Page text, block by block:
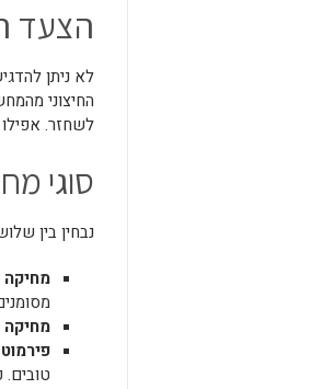
הצעד
לא ניתן
החיצוני
לשחזר.
סוגי
נבחין בין
מחיקה